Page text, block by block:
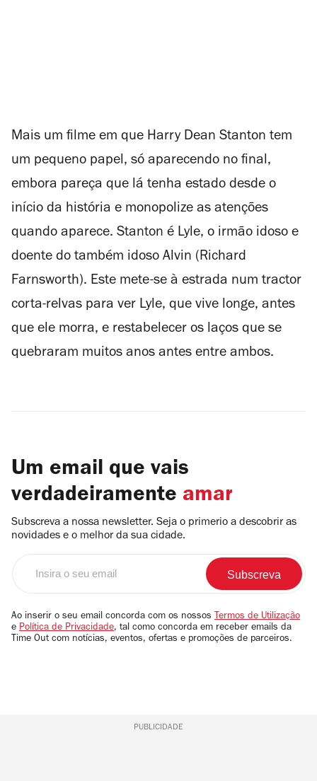
Mais um filme em que Harry Dean Stanton tem
um pequeno papel, só aparecendo no final,
embora pareça que lá tenha estado desde o
início da história e monopolize as atenções
quando aparece. Stanton é Lyle, o irmão idoso e
doente do também idoso Alvin (Richard
Farnsworth). Este mete-se à estrada num tractor
corta-relvas para ver Lyle, que vive longe, antes
que ele morra, e restabelecer os laços que se
quebraram muitos anos antes entre ambos.
Um email que vais
verdadeiramente amar
Subscreva a nossa newsletter. Seja o primerio a descobrir as
novidades e o melhor da sua cidade.
email
Ao inserir o seu email concorda com os nossos Termos de Utilização
e Política de Privacidade, tal como concorda em receber emails da
Time Out com notícias, eventos, ofertas e promoções de parceiros.
PUBLICIDADE